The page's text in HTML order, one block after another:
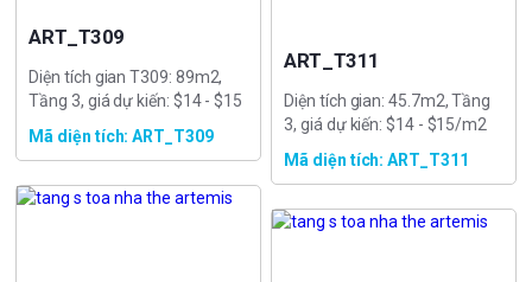
ART_T309
Diện tích gian T309: 89m2,
Tầng 3, giá dự kiến: $14 - $15
Mã diện tích: ART_T309
ART_T311
Diện tích gian: 45.7m2, Tầng
3, giá dự kiến: $14 - $15/m2
Mã diện tích: ART_T311